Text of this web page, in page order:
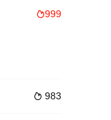
999
 983